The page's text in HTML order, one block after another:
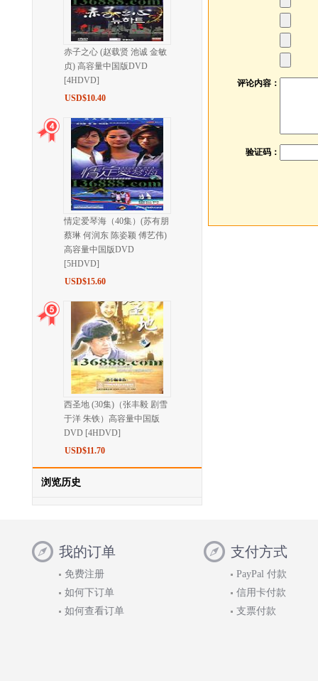
赤子之心 (赵载贤 池诚 金敏
贞) 高容量中国版DVD
[4HDVD]
USD$10.40
情定爱琴海（40集）(苏有朋
蔡琳 何润东 陈姿颖 傅艺伟)
高容量中国版DVD
[5HDVD]
USD$15.60
西圣地 (30集)（张丰毅 剧雪
于洋 朱铁）高容量中国版
DVD [4HDVD]
USD$11.70
浏览历史
评论内容：
验证码：
我的订单
免费注册
如何下订单
如何查看订单
支付方式
PayPal 付款
信用卡付款
支票付款